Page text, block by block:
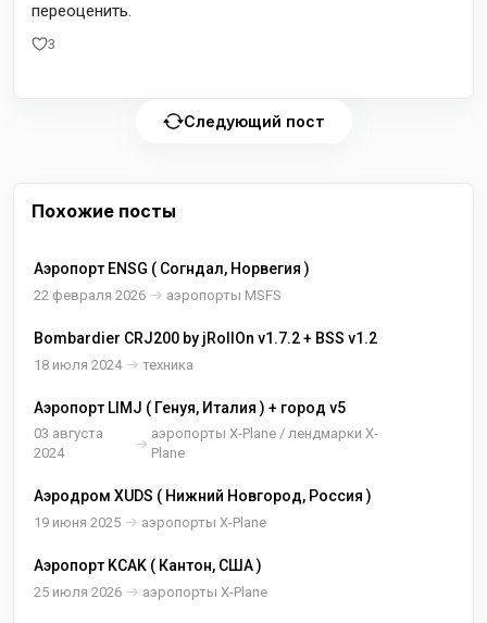
переоценить.
3
Следующий пост
Похожие посты
Аэропорт ENSG ( Согндал, Норвегия )
22 февраля 2026 аэропорты MSFS
Bombardier CRJ200 by jRollOn v1.7.2 + BSS v1.2
18 июля 2024 техника
Аэропорт LIMJ ( Генуя, Италия ) + город v5
03 августа
2024
аэропорты X-Plane / лендмарки X-
Plane
Аэродром XUDS ( Нижний Новгород, Россия )
19 июня 2025 аэропорты X-Plane
Аэропорт KCAK ( Кантон, США )
25 июля 2026 аэропорты X-Plane